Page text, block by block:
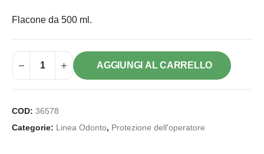
Flacone da 500 ml.
AGGIUNGI AL CARRELLO
COD: 36578
Categorie: Linea Odonto, Protezione dell'operatore